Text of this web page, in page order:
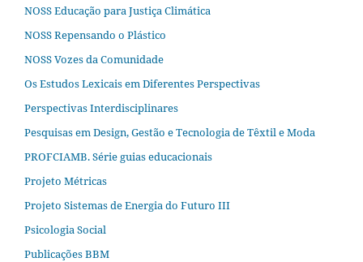
NOSS Educação para Justiça Climática
NOSS Repensando o Plástico
NOSS Vozes da Comunidade
Os Estudos Lexicais em Diferentes Perspectivas
Perspectivas Interdisciplinares
Pesquisas em Design, Gestão e Tecnologia de Têxtil e Moda
PROFCIAMB. Série guias educacionais
Projeto Métricas
Projeto Sistemas de Energia do Futuro III
Psicologia Social
Publicações BBM